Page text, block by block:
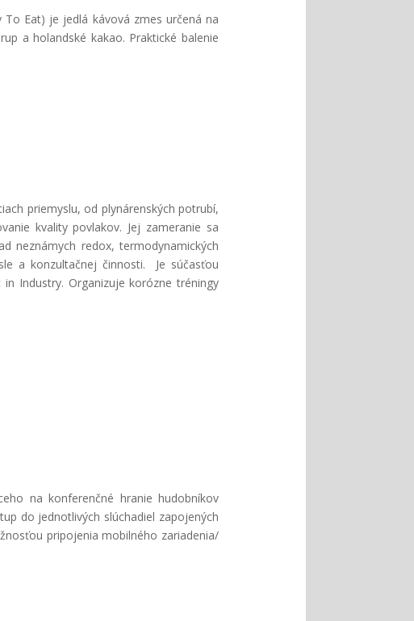
To Eat) je jedlá kávová zmes určená na
a holandské kakao. Praktické balenie
priemyslu, od plynárenských potrubí,
kvality povlakov. Jej zameranie sa
neznámych redox, termodynamických
a konzultačnej činnosti. Je súčasťou
Industry. Organizuje korózne tréningy
na konferenčné hranie hudobníkov
do jednotlivých slúchadiel zapojených
pripojenia mobilného zariadenia/